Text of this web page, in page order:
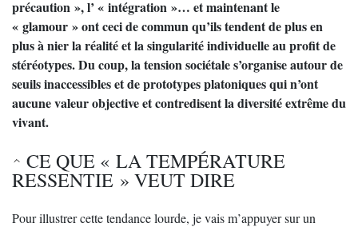
précaution », l’ « intégration »… et maintenant le
« glamour » ont ceci de commun qu’ils tendent de plus en
plus à nier la réalité et la singularité individuelle au profit de
stéréotypes. Du coup, la tension sociétale s’organise autour de
seuils inaccessibles et de prototypes platoniques qui n’ont
aucune valeur objective et contredisent la diversité extrême du
vivant.
CE QUE « LA TEMPÉRATURE
RESSENTIE » VEUT DIRE
Pour illustrer cette tendance lourde, je vais m’appuyer sur un